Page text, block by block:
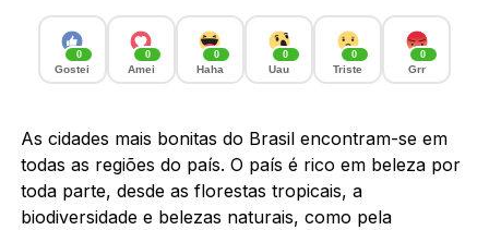
0
Gostei
0
Amei
0
Haha
0
Uau
0
Triste
0
Grr
As cidades mais bonitas do Brasil encontram-se em
todas as regiões do país. O país é rico em beleza por
toda parte, desde as florestas tropicais, a
biodiversidade e belezas naturais, como pela